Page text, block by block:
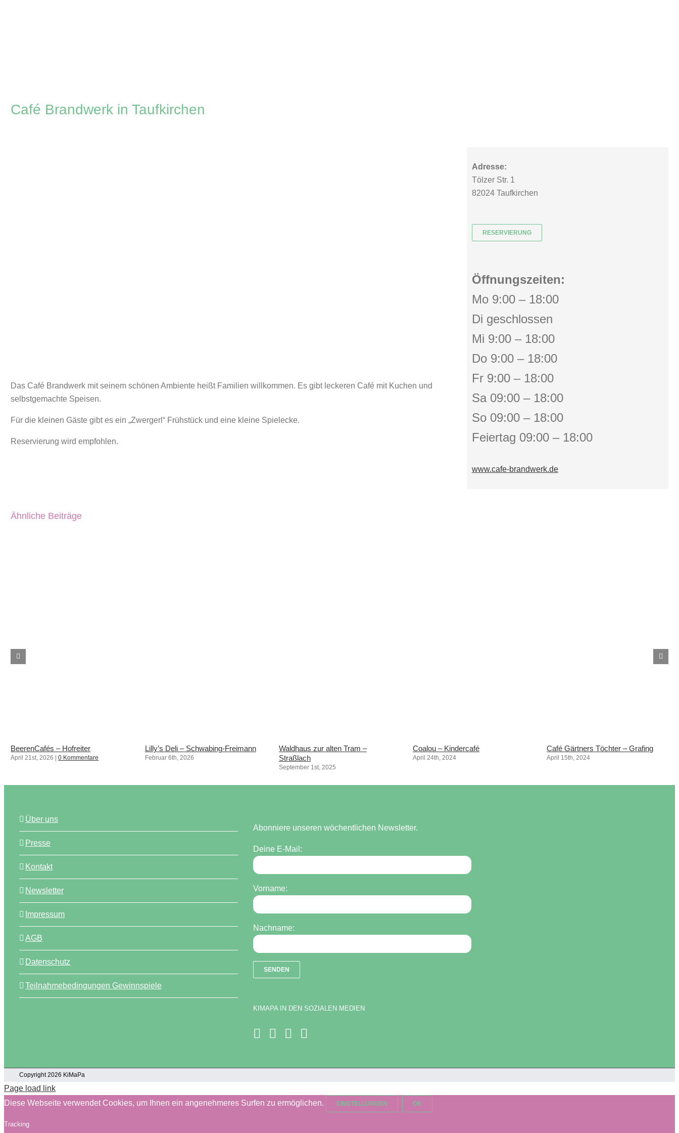
Café Brandwerk in Taufkirchen
Das Café Brandwerk mit seinem schönen Ambiente heißt Familien willkommen. Es gibt leckeren Café mit Kuchen und
selbstgemachte Speisen.
Für die kleinen Gäste gibt es ein „Zwergerl“ Frühstück und eine kleine Spielecke.
Reservierung wird empfohlen.
Adresse:
Tölzer Str. 1
82024 Taufkirchen
RESERVIERUNG
Öffnungszeiten:
Mo 9:00 – 18:00
Di geschlossen
Mi 9:00 – 18:00
Do 9:00 – 18:00
Fr 9:00 – 18:00
Sa 09:00 – 18:00
So 09:00 – 18:00
Feiertag 09:00 – 18:00
www.cafe-brandwerk.de
Ähnliche Beiträge
BeerenCafés – Hofreiter
April 21st, 2026 0 Kommentare
Lilly’s Deli – Schwabing-Freimann
Februar 6th, 2026
Waldhaus zur alten Tram –
Straßlach
September 1st, 2025
Coalou – Kindercafé
April 24th, 2024
Café Gärtners Töchter – Grafing
April 15th, 2024
Über uns
Presse
Kontakt
Newsletter
Impressum
AGB
Datenschutz
Teilnahmebedingungen Gewinnspiele
Abonniere unseren wöchentlichen Newsletter.
Deine E-Mail:
Vorname:
Nachname:
KIMAPA IN DEN SOZIALEN MEDIEN
Copyright 2026 KiMaPa
Page load link
Diese Webseite verwendet Cookies, um Ihnen ein angenehmeres Surfen zu ermöglichen.
EINSTELLUNGEN OK
Tracking